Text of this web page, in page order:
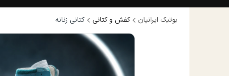
بوتیک ایرانیان کفش و کتانی کتانی زنانه